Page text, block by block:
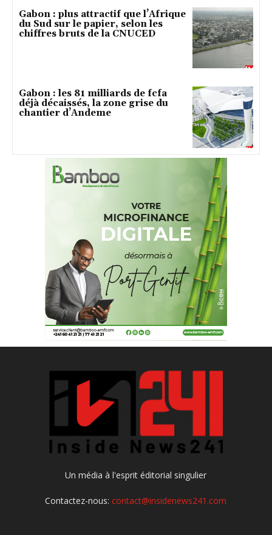
Gabon : plus attractif que l’Afrique
du Sud sur le papier, selon les
chiffres bruts de la CNUCED
Gabon : les 81 milliards de fcfa
déjà décaissés, la zone grise du
chantier d’Andeme
Un média à l'esprit éditorial singulier
Contactez-nous:contact@insidenews241.com